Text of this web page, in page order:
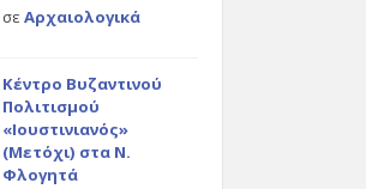
σε Αρχαιολογικά
Κέντρο Βυζαντινού
Πολιτισμού
«Ιουστινιανός»
(Μετόχι) στα Ν.
Φλογητά